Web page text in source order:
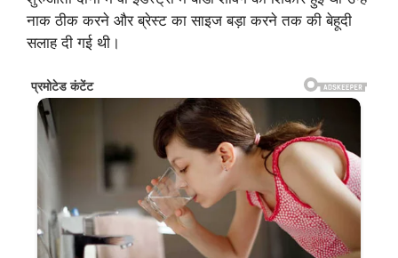
नाक ठीक करने और ब्रेस्ट का साइज बड़ा करने तक की बेहूदी
सलाह दी गई थी।